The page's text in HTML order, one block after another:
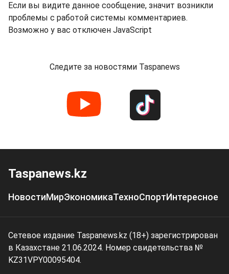
Если вы видите данное сообщение, значит возникли
проблемы с работой системы комментариев.
Возможно у вас отключен JavaScript
Следите за новостями Taspanews
Taspanews.kz
НовостиМирЭкономикаТехноСпортИнтересное
Сетевое издание Taspanews.kz (18+) зарегистрирован
в Казахстане 21.06.2024. Номер свидетельства №
KZ31VPY00095404.